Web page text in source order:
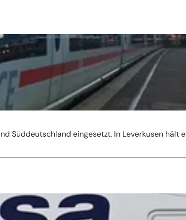
Süddeutschland eingesetzt. In Leverkusen hält